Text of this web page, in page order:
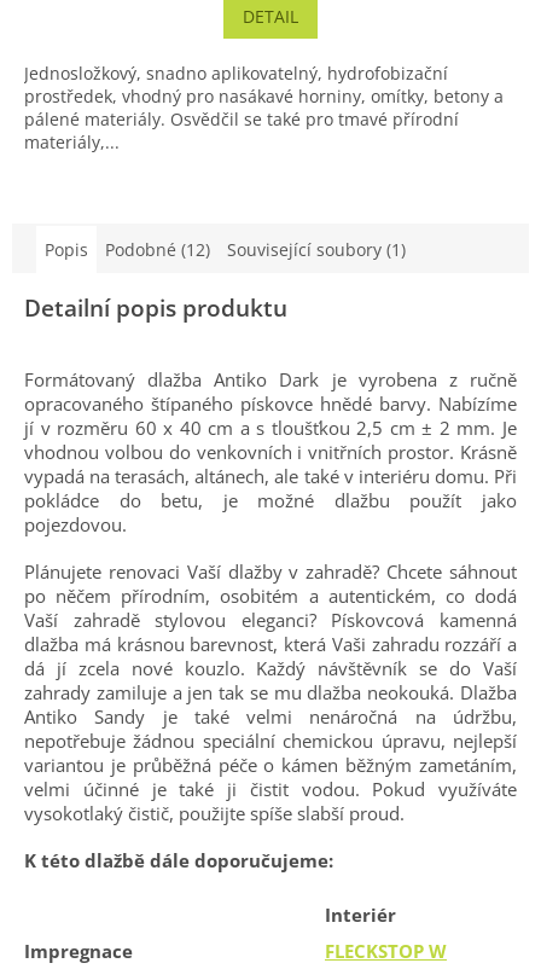
DETAIL
Jednosložkový, snadno aplikovatelný, hydrofobizační
prostředek, vhodný pro nasákavé horniny, omítky, betony a
pálené materiály. Osvědčil se také pro tmavé přírodní
materiály,...
Popis Podobné (12) Související soubory (1)
Detailní popis produktu
Formátovaný dlažba Antiko Dark je vyrobena z ručně
opracovaného štípaného pískovce hnědé barvy. Nabízíme
jí v rozměru 60 x 40 cm a s tloušťkou 2,5 cm ± 2 mm. Je
vhodnou volbou do venkovních i vnitřních prostor. Krásně
vypadá na terasách, altánech, ale také v interiéru domu. Při
pokládce do betu, je možné dlažbu použít jako
pojezdovou.
Plánujete renovaci Vaší dlažby v zahradě? Chcete sáhnout
po něčem přírodním, osobitém a autentickém, co dodá
Vaší zahradě stylovou eleganci? Pískovcová kamenná
dlažba má krásnou barevnost, která Vaši zahradu rozzáří a
dá jí zcela nové kouzlo. Každý návštěvník se do Vaší
zahrady zamiluje a jen tak se mu dlažba neokouká. Dlažba
Antiko Sandy je také velmi nenáročná na údržbu,
nepotřebuje žádnou speciální chemickou úpravu, nejlepší
variantou je průběžná péče o kámen běžným zametáním,
velmi účinné je také ji čistit vodou. Pokud využíváte
vysokotlaký čistič, použijte spíše slabší proud.
K této dlažbě dále doporučujeme:
Interiér
Impregnace
FLECKSTOP W